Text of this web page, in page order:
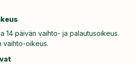
14 päivän vaihto- ja palautusoikeus.
vaihto-oikeus.